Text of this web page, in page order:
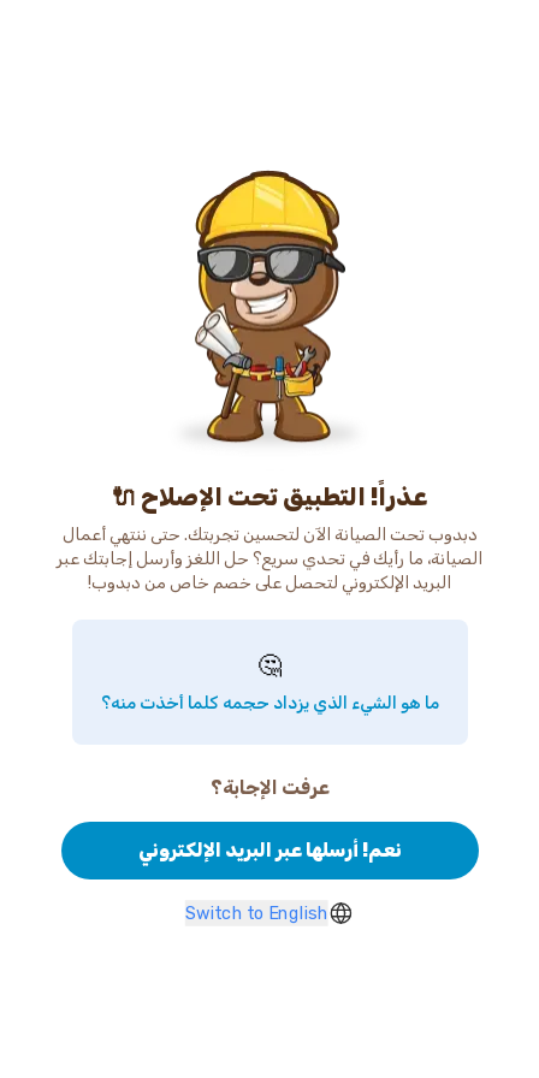
عذراً! التطبيق تحت الإصلاح 🔌
دبدوب تحت الصيانة الآن لتحسين تجربتك. حتى ننتهي أعمال
الصيانة، ما رأيك في تحدي سريع؟ حل اللغز وأرسل إجابتك عبر
البريد الإلكتروني لتحصل على خصم خاص من دبدوب!
🤔
ما هو الشيء الذي يزداد حجمه كلما أخذت منه؟
عرفت الإجابة؟
نعم! أرسلها عبر البريد الإلكتروني
Switch to English